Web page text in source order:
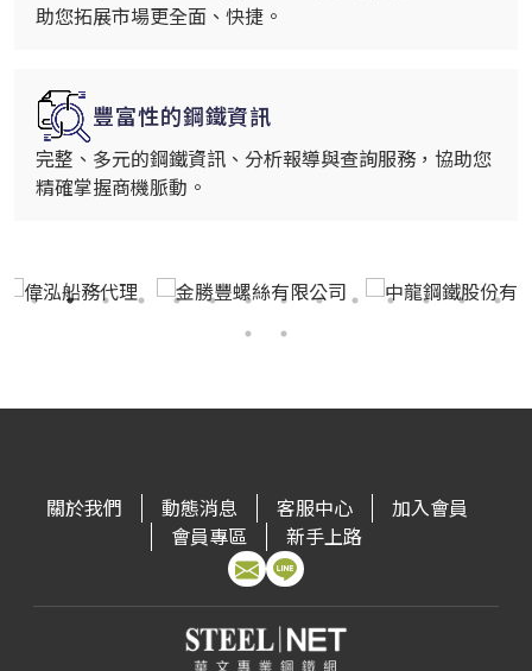
助您拓展市場更全面、快捷。
豐富性的鋼鐵資訊
完整、多元的鋼鐵資訊、分析報導與查詢服務，協助您
精確掌握商機脈動。
關於我們 動態消息 客服中心
加入會員
會員專區
新手上路